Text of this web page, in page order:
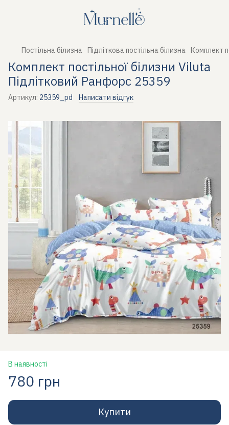
Постільна білизна Підліткова постільна білизна Комплект
Комплект постільної білизни Viluta
Підлітковий Ранфорс 25359
Артикул: 25359_pd Написати відгук
В наявності
780 грн
Купити